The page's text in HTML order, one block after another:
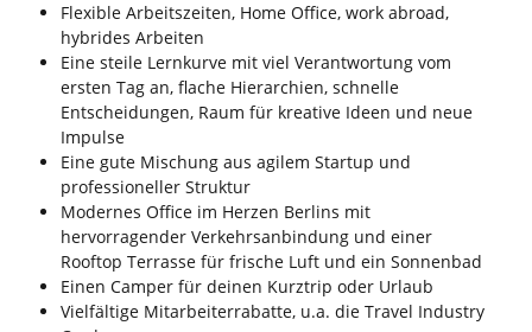
Flexible Arbeitszeiten, Home Office, work abroad,
hybrides Arbeiten
Eine steile Lernkurve mit viel Verantwortung vom
ersten Tag an, flache Hierarchien, schnelle
Entscheidungen, Raum für kreative Ideen und neue
Impulse
Eine gute Mischung aus agilem Startup und
professioneller Struktur
Modernes Office im Herzen Berlins mit
hervorragender Verkehrsanbindung und einer
Rooftop Terrasse für frische Luft und ein Sonnenbad
Einen Camper für deinen Kurztrip oder Urlaub
Vielfältige Mitarbeiterrabatte, u.a. die Travel Industry